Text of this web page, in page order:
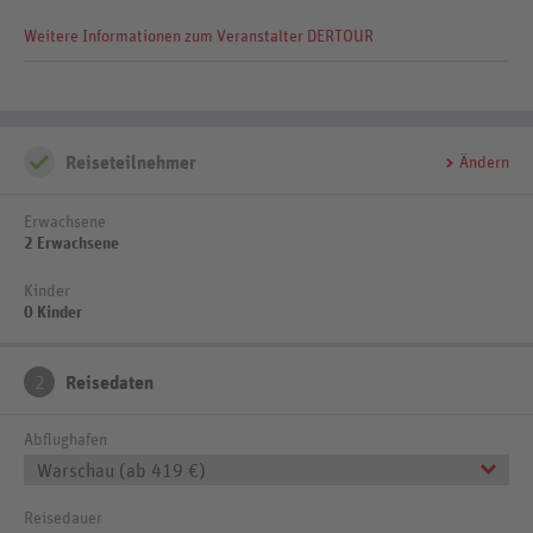
Reisebüro
Weitere Informationen zum Veranstalter DERTOUR
Reiseteilnehmer Ändern
Erwachsene
2 Erwachsene
Kinder
0 Kinder
2 Reisedaten
Abflughafen
Warschau (ab 419 €)
Reisedauer